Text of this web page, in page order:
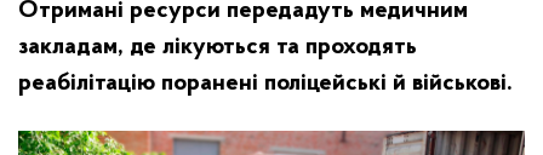
Отримані ресурси передадуть медичним
закладам, де лікуються та проходять
реабілітацію поранені поліцейські й військові.